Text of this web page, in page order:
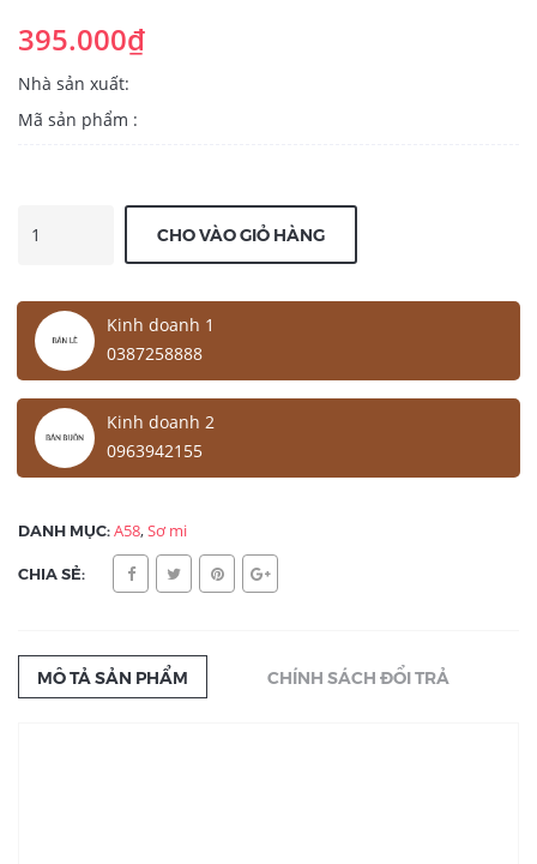
395.000₫
Nhà sản xuất:
Mã sản phẩm :
CHO VÀO GIỎ HÀNG
Kinh doanh 1
0387258888
Kinh doanh 2
0963942155
DANH MỤC:A58,Sơ mi
CHIA SẺ:
MÔ TẢ SẢN PHẨM CHÍNH SÁCH ĐỔI TRẢ